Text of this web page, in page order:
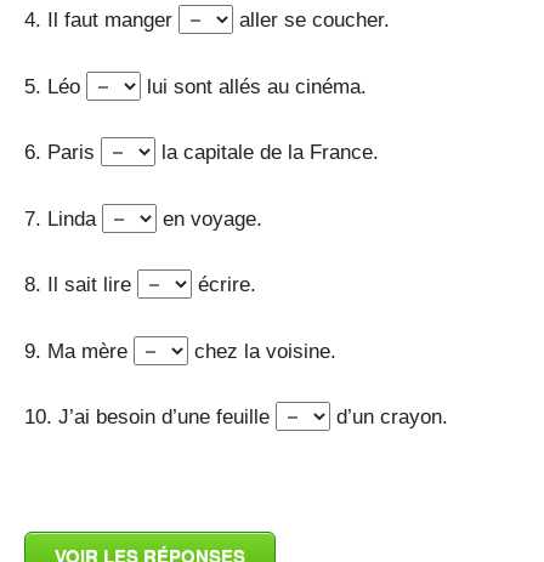
4. Il faut manger aller se coucher.
5. Léo lui sont allés au cinéma.
6. Paris la capitale de la France.
7. Linda en voyage.
8. Il sait lire écrire.
9. Ma mère chez la voisine.
10. J’ai besoin d’une feuille d’un crayon.
VOIR LES RÉPONSES